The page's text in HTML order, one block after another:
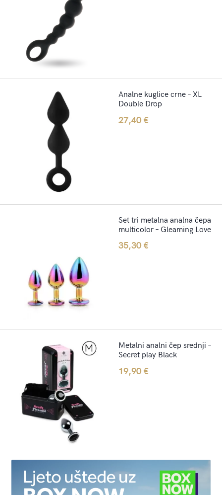
Analne kuglice crne – XL
Double Drop
27,40€
Set tri metalna analna čepa
multicolor – Gleaming Love
35,30€
Metalni analni čep srednji –
Secret play Black
19,90€